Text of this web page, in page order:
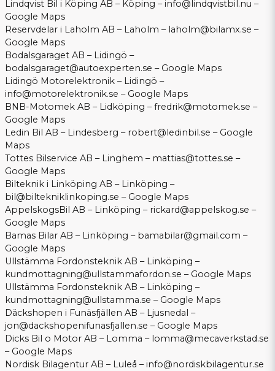
Lindqvist Bil i Köping AB – Köping –info@lindqvistbil.nu –
Google Maps
Reservdelar i Laholm AB – Laholm – laholm@bilamx.se –
Google Maps
Bodalsgaraget AB – Lidingö –
bodalsgaraget@autoexperten.se – Google Maps
Lidingö Motorelektronik – Lidingö –
info@motorelektronik.se – Google Maps
BNB-Motomek AB – Lidköping –fredrik@motomek.se –
Google Maps
Ledin Bil AB – Lindesberg – robert@ledinbil.se – Google
Maps
Tottes Bilservice AB – Linghem – mattias@tottes.se –
Google Maps
Bilteknik i Linköping AB – Linköping –
bil@biltekniklinkoping.se – Google Maps
AppelskogsBil AB – Linköping – rickard@appelskog.se –
Google Maps
Bamas Bilar AB – Linköping – bamabilar@gmail.com –
Google Maps
Ullstämma Fordonsteknik AB – Linköping –
kundmottagning@ullstammafordon.se – Google Maps
Ullstämma Fordonsteknik AB – Linköping –
kundmottagning@ullstamma.se – Google Maps
Däckshopen i Funäsfjällen AB – Ljusnedal –
jon@dackshopenifunasfjallen.se – Google Maps
Dicks Bil o Motor AB – Lomma – lomma@mecaverkstad.se
– Google Maps
Nordisk Bilagentur AB – Luleå –info@nordiskbilagentur.se